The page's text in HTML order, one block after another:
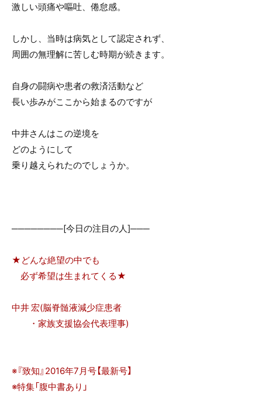
o
激しい頭痛や嘔吐、倦怠感。
しかし、当時は病気として認定されず、
周囲の無理解に苦しむ時期が続きます。
自身の闘病や患者の救済活動など
長い歩みがここから始まるのですが
中井さんはこの逆境を
どのようにして
乗り越えられたのでしょうか。
────────[今日の注目の人]───
★どんな絶望の中でも
必ず希望は生まれてくる★
中井 宏(脳脊髄液減少症患者
・家族支援協会代表理事)
※『致知』2016年7月号【最新号】
※特集「腹中書あり」